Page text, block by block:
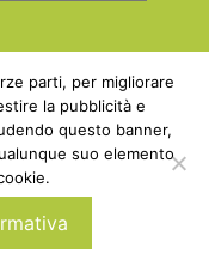
·
parti, per migliorare
la pubblicità e
questo banner,
suo elemento